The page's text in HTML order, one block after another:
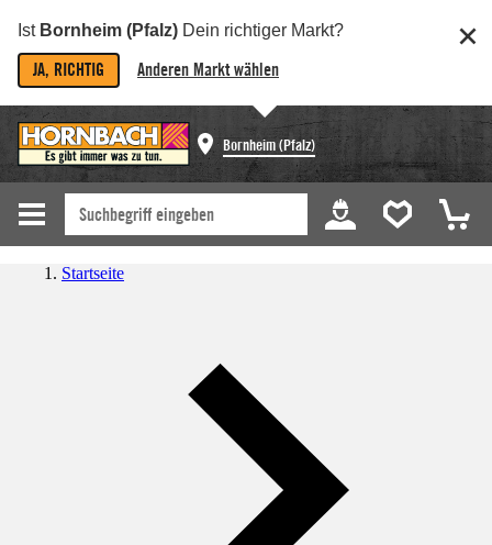
Ist Bornheim (Pfalz) Dein richtiger Markt?
JA, RICHTIG Anderen Markt wählen
Bornheim (Pfalz)
Startseite